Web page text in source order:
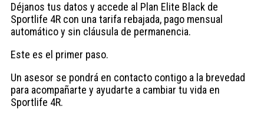
Déjanos tus datos y accede al Plan Elite Black de
Sportlife 4R con una tarifa rebajada, pago mensual
automático y sin cláusula de permanencia.
Este es el primer paso.
Un asesor se pondrá en contacto contigo a la brevedad
para acompañarte y ayudarte a cambiar tu vida en
Sportlife 4R.